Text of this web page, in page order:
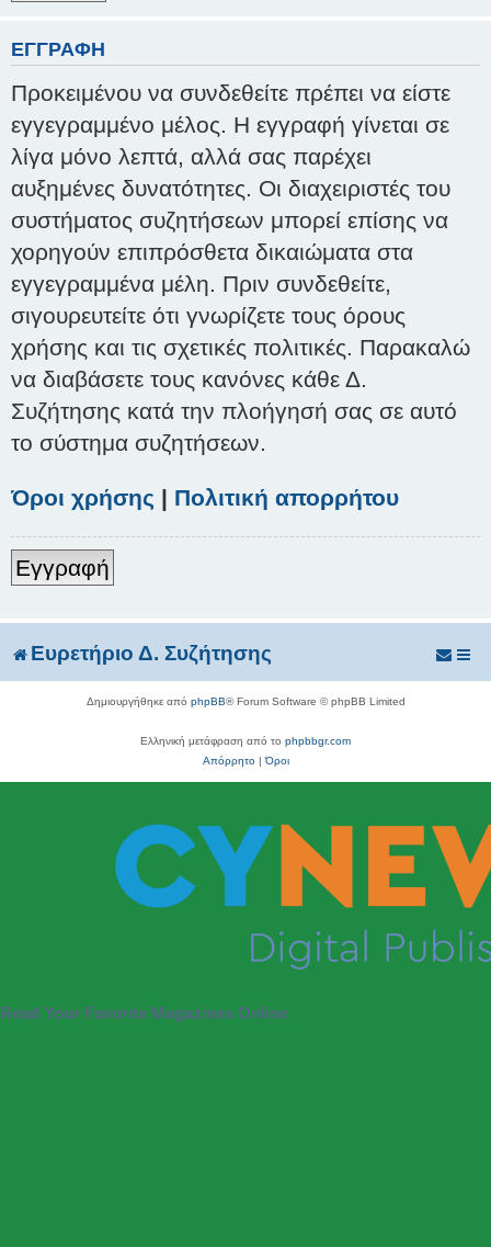
ΕΓΓΡΑΦΉ
Προκειμένου να συνδεθείτε πρέπει να είστε
εγγεγραμμένο μέλος. Η εγγραφή γίνεται σε
λίγα μόνο λεπτά, αλλά σας παρέχει
αυξημένες δυνατότητες. Οι διαχειριστές του
συστήματος συζητήσεων μπορεί επίσης να
χορηγούν επιπρόσθετα δικαιώματα στα
εγγεγραμμένα μέλη. Πριν συνδεθείτε,
σιγουρευτείτε ότι γνωρίζετε τους όρους
χρήσης και τις σχετικές πολιτικές. Παρακαλώ
να διαβάσετε τους κανόνες κάθε Δ.
Συζήτησης κατά την πλοήγησή σας σε αυτό
το σύστημα συζητήσεων.
Όροι χρήσης | Πολιτική απορρήτου
Εγγραφή
Ευρετήριο Δ. Συζήτησης
Δημιουργήθηκε από phpBB® Forum Software © phpBB Limited
Ελληνική μετάφραση από το phpbbgr.com
Απόρρητο|Όροι
Read Your Favorite Magazines Online